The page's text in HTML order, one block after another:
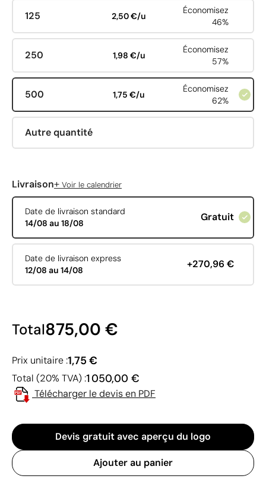
125 2,50 €/u
Économisez
46%
250 1,98 €/u
Économisez
57%
500 1,75 €/u
Économisez
62%
Autre quantité
Livraison+ Voir le calendrier
Date de livraison standard
14/08 au 18/08
Gratuit
Date de livraison express
12/08 au 14/08
+270,96 €
Total875,00 €
Prix unitaire :1,75 €
Total (20% TVA) :1 050,00 €
Télécharger le devis en PDF
Devis gratuit avec aperçu du logo
Ajouter au panier